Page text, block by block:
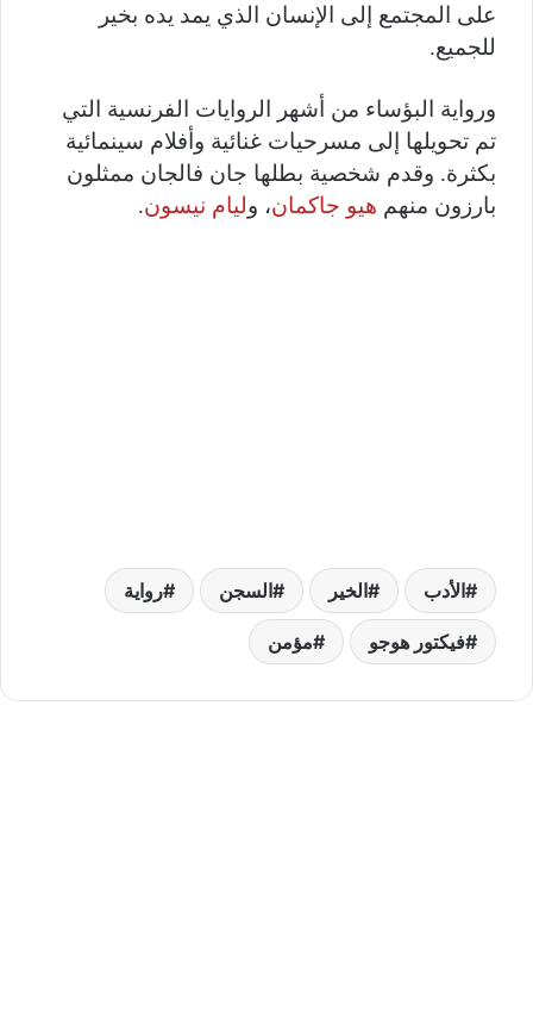
على المجتمع إلى الإنسان الذي يمد يده بخير
للجميع.
ورواية البؤساء من أشهر الروايات الفرنسية التي
تم تحويلها إلى مسرحيات غنائية وأفلام سينمائية
بكثرة. وقدم شخصية بطلها جان فالجان ممثلون
بارزون منهم هيو جاكمان، وليام نيسون.
الأدب الخير السجن رواية
فيكتور هوجو مؤمن